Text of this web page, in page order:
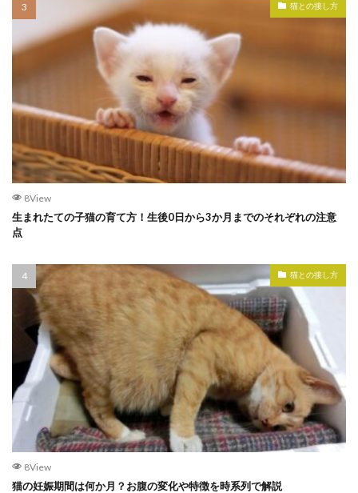
猫との接し方
8View
生まれたての子猫の育て方！生後0日から3か月までのそれぞれの注意
点
猫との接し方
8View
猫の妊娠期間は何か月？お腹の変化や特徴を時系列で解説